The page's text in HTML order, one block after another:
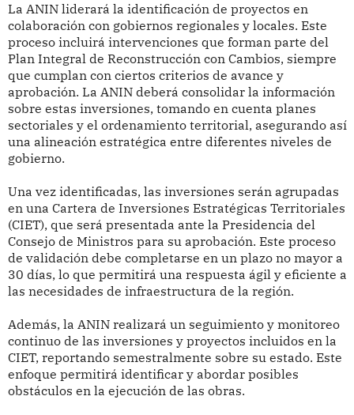
La ANIN liderará la identificación de proyectos en
colaboración con gobiernos regionales y locales. Este
proceso incluirá intervenciones que forman parte del
Plan Integral de Reconstrucción con Cambios, siempre
que cumplan con ciertos criterios de avance y
aprobación. La ANIN deberá consolidar la información
sobre estas inversiones, tomando en cuenta planes
sectoriales y el ordenamiento territorial, asegurando así
una alineación estratégica entre diferentes niveles de
gobierno.
Una vez identificadas, las inversiones serán agrupadas
en una Cartera de Inversiones Estratégicas Territoriales
(CIET), que será presentada ante la Presidencia del
Consejo de Ministros para su aprobación. Este proceso
de validación debe completarse en un plazo no mayor a
30 días, lo que permitirá una respuesta ágil y eficiente a
las necesidades de infraestructura de la región.
Además, la ANIN realizará un seguimiento y monitoreo
continuo de las inversiones y proyectos incluidos en la
CIET, reportando semestralmente sobre su estado. Este
enfoque permitirá identificar y abordar posibles
obstáculos en la ejecución de las obras.